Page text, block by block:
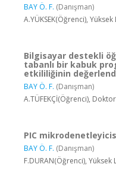
BAY Ö. F. (Danışman)
A.YÜKSEK(Öğrenci),
Bilgisayar destekli
tabanlı bir kabuk
etkililiğinin
BAY Ö. F. (Danışman)
A.TÜFEKÇİ(Öğrenci),
PIC
BAY Ö. F. (Danışman)
F.DURAN(Öğrenci), Yüksek